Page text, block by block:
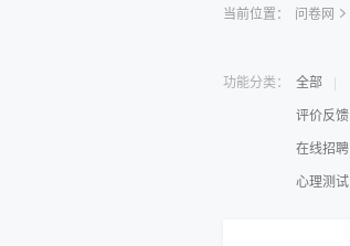
当前位置： 问卷网
功能分类： 全部
评价反馈
在线招聘
心理测试